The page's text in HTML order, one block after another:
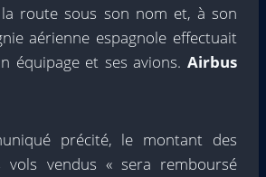
route sous son nom et, à son
aérienne espagnole effectuait
équipage et ses avions. Airbus
précité, le montant des
vendus « sera remboursé